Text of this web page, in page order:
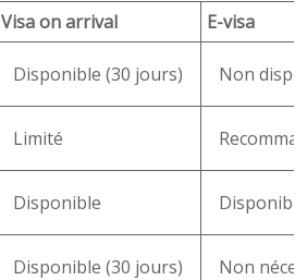
Visa on arrival E-visa
Disponible (30 jours) Non
Limité
Disponible
Disponible (30 jours) Non